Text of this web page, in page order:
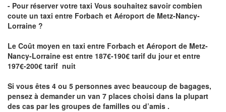
- Pour réserver votre taxi Vous souhaitez savoircombien
coute un taxi entre Forbach et Aéroport de Metz-Nancy-
Lorraine ?
Le Coût moyen en taxi entre Forbach et Aéroport de Metz-
Nancy-Lorraine est entre 187€-190€ tarif du jour et entre
197€-200€ tarif nuit
Si vous êtes 4 ou 5 personnes avec beaucoup de bagages,
pensez à demander un van 7 places choisi dans la plupart
des cas par les groupes de familles ou d’amis .